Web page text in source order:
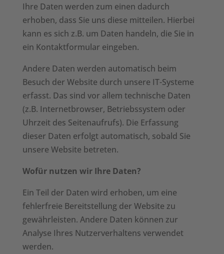
Ihre Daten werden zum einen dadurch
erhoben, dass Sie uns diese mitteilen. Hierbei
kann es sich z.B. um Daten handeln, die Sie in
ein Kontaktformular eingeben.
Andere Daten werden automatisch beim
Besuch der Website durch unsere IT-Systeme
erfasst. Das sind vor allem technische Daten
(z.B. Internetbrowser, Betriebssystem oder
Uhrzeit des Seitenaufrufs). Die Erfassung
dieser Daten erfolgt automatisch, sobald Sie
unsere Website betreten.
Wofür nutzen wir Ihre Daten?
Ein Teil der Daten wird erhoben, um eine
fehlerfreie Bereitstellung der Website zu
gewährleisten. Andere Daten können zur
Analyse Ihres Nutzerverhaltens verwendet
werden.